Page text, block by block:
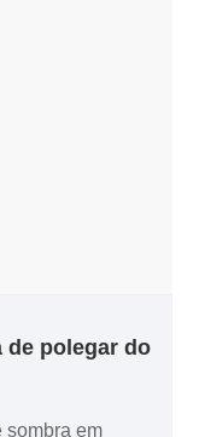
de polegar do
sombra em